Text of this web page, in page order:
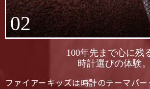
02
100年先まで心に残
時計選びの体験。
ファイアーキッズは時計のテーマパ